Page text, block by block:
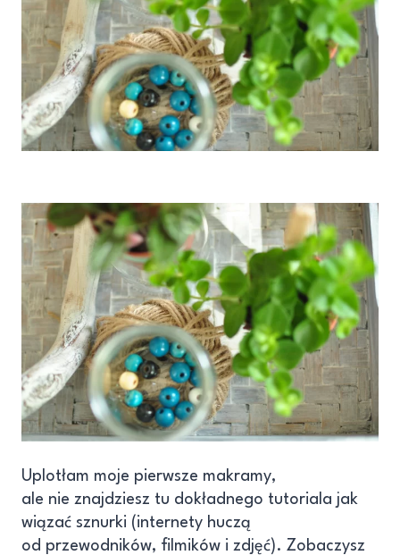
Uplotłam moje pierwsze makramy,
ale nie znajdziesz tu dokładnego tutoriala jak
wiązać sznurki (internety huczą
od przewodników, filmików i zdjęć). Zobaczysz